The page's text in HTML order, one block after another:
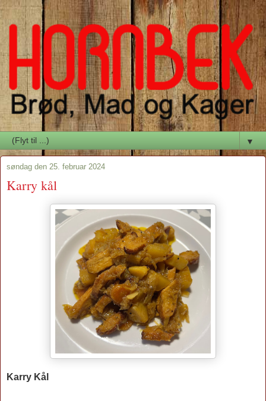
▼
søndag den 25. februar 2024
Karry kål
Karry Kål